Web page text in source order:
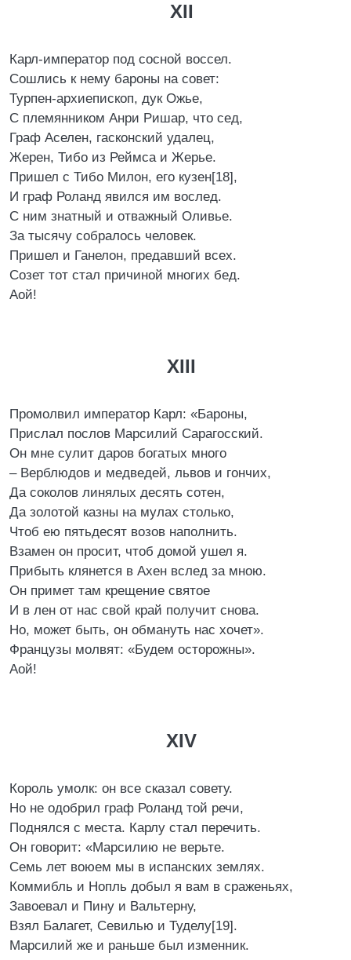
XII
Карл-император под сосной воссел.
Сошлись к нему бароны на совет:
Турпен-архиепископ, дук Ожье,
С племянником Анри Ришар, что сед,
Граф Аселен, гасконский удалец,
Жерен, Тибо из Реймса и Жерье.
Пришел с Тибо Милон, его кузен[18],
И граф Роланд явился им вослед.
С ним знатный и отважный Оливье.
За тысячу собралось человек.
Пришел и Ганелон, предавший всех.
Созет тот стал причиной многих бед.
Аой!
XIII
Промолвил император Карл: «Бароны,
Прислал послов Марсилий Сарагосский.
Он мне сулит даров богатых много
– Верблюдов и медведей, львов и гончих,
Да соколов линялых десять сотен,
Да золотой казны на мулах столько,
Чтоб ею пятьдесят возов наполнить.
Взамен он просит, чтоб домой ушел я.
Прибыть клянется в Ахен вслед за мною.
Он примет там крещение святое
И в лен от нас свой край получит снова.
Но, может быть, он обмануть нас хочет».
Французы молвят: «Будем осторожны».
Аой!
XIV
Король умолк: он все сказал совету.
Но не одобрил граф Роланд той речи,
Поднялся с места. Карлу стал перечить.
Он говорит: «Марсилию не верьте.
Семь лет воюем мы в испанских землях.
Коммибль и Нопль добыл я вам в сраженьях,
Завоевал и Пину и Вальтерну,
Взял Балагет, Севилью и Туделу[19].
Марсилий же и раньше был изменник.